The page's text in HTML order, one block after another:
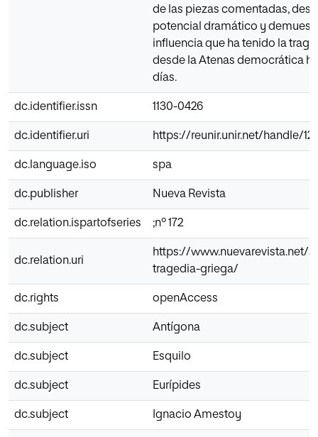
de las piezas comentadas,
potencial dramático y
influencia que ha tenido la
desde la Atenas democrática
días.
dc.identifier.issn 1130-0426
dc.identifier.uri https://reunir.unir.net/handle/
dc.language.iso spa
dc.publisher Nueva Revista
dc.relation.ispartofseries ;nº 172
dc.relation.uri
https://www.nuevarevista.net/
tragedia-griega/
dc.rights openAccess
dc.subject Antígona
dc.subject Esquilo
dc.subject Eurípides
dc.subject Ignacio Amestoy